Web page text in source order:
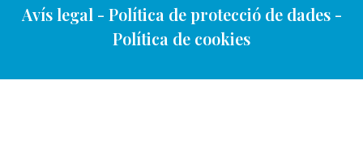
Avís legal - Política de protecció de dades-
Política de cookies